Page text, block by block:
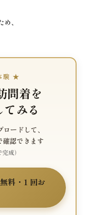
、
験 ★
問着を
みる
ードして、
認できます
成）
料・1 回お